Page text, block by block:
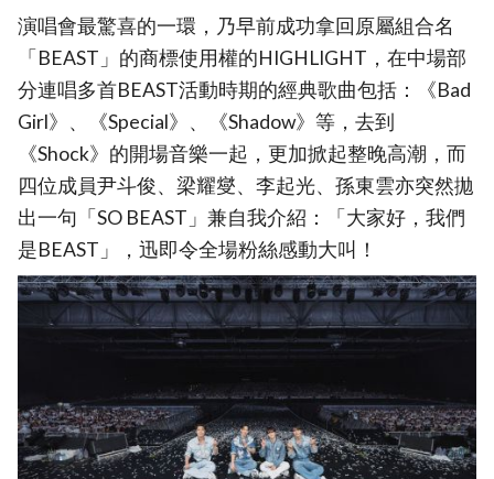
演唱會最驚喜的一環，乃早前成功拿回原屬組合名
「BEAST」的商標使用權的HIGHLIGHT，在中場部
分連唱多首BEAST活動時期的經典歌曲包括：《Bad
Girl》、《Special》、《Shadow》等，去到
《Shock》的開場音樂一起，更加掀起整晚高潮，而
四位成員尹斗俊、梁耀燮、李起光、孫東雲亦突然拋
出一句「SO BEAST」兼自我介紹：「大家好，我們
是BEAST」，迅即令全場粉絲感動大叫！